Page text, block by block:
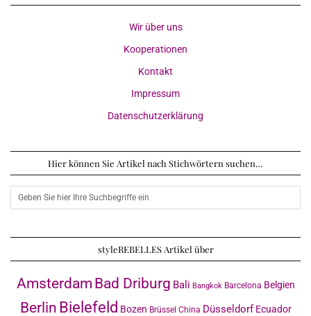
Wir über uns
Kooperationen
Kontakt
Impressum
Datenschutzerklärung
Hier können Sie Artikel nach Stichwörtern suchen…
styleREBELLES Artikel über
Amsterdam Bad Driburg Bali Bangkok Barcelona Belgien
Berlin Bielefeld Bozen Brüssel China Düsseldorf Ecuador